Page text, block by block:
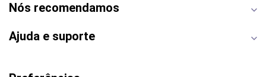
Nós recomendamos
Ajuda e suporte